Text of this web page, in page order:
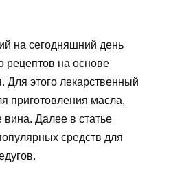
на сегодняшний день
рецептов на основе
Для этого лекарственный
приготовления масла,
вина. Далее в статье
средств для